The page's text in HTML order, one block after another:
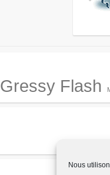
Nous
Gressy Flash